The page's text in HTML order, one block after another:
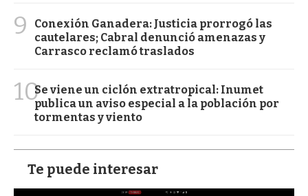
9
Conexión Ganadera: Justicia prorrogó las
cautelares; Cabral denunció amenazas y
Carrasco reclamó traslados
10Se viene un ciclón extratropical: Inumet
publica un aviso especial a la población por
tormentas y viento
Te puede interesar